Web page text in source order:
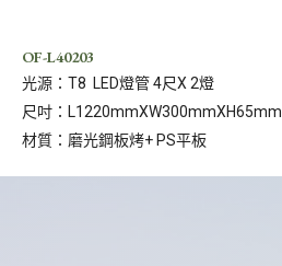
OF-L40203
光源：T8 LED燈管 4尺X 2燈
尺吋：L1220mmXW300mmXH65mm
材質：磨光鋼板烤+ PS平板